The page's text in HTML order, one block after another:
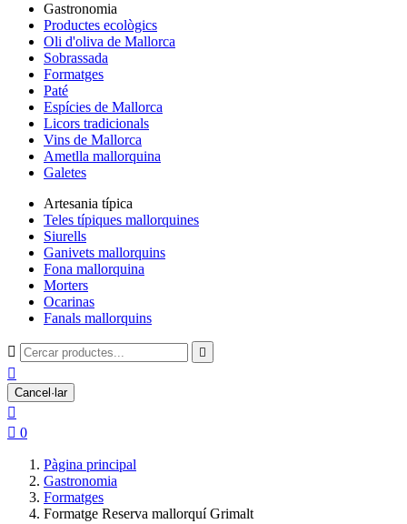
Gastronomia
Productes ecològics
Oli d'oliva de Mallorca
Sobrassada
Formatges
Paté
Espícies de Mallorca
Licors tradicionals
Vins de Mallorca
Ametlla mallorquina
Galetes
Artesania típica
Teles típiques mallorquines
Siurells
Ganivets mallorquins
Fona mallorquina
Morters
Ocarinas
Fanals mallorquins
 

Cancel·lar

 0
Pàgina principal
Gastronomia
Formatges
Formatge Reserva mallorquí Grimalt